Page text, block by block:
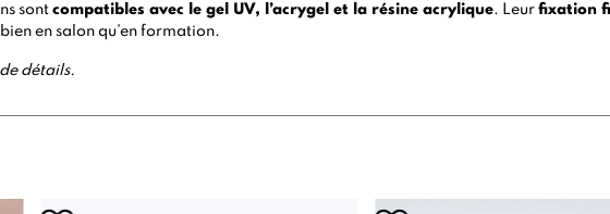
sontcompatibles avec legel UV, l’acrygel et la résine acrylique. Leurfixation
en salon qu’en formation.
détails.